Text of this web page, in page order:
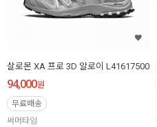
살로몬 XA 프로 3D 알로이 L41617500
94,000원
무료배송
써머타임